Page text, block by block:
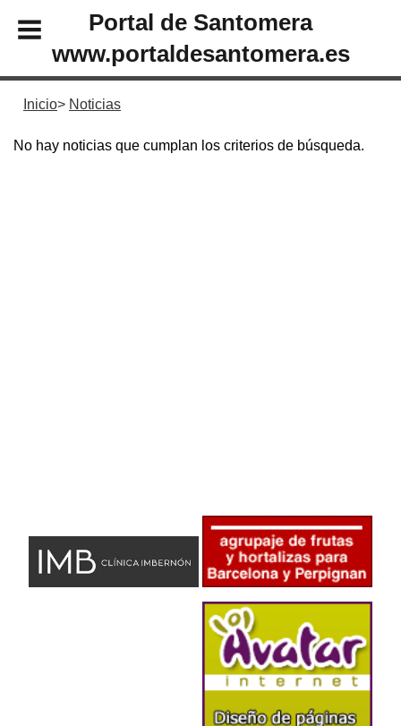
Portal de Santomera
www.portaldesantomera.es
Inicio Noticias
No hay noticias que cumplan los criterios de búsqueda.